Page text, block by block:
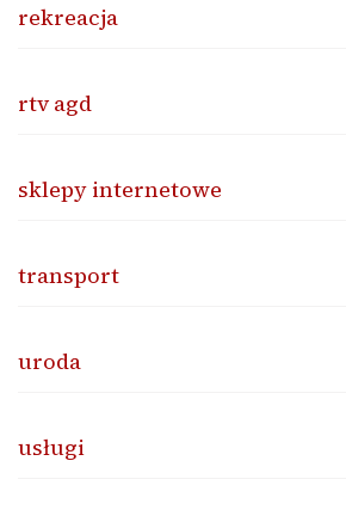
rekreacja
rtv agd
sklepy internetowe
transport
uroda
usługi